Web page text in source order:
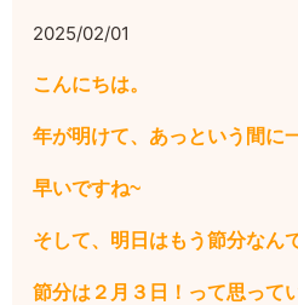
2025/02/01
こんにちは。
年が明けて、あっという間に
早いですね~
そして、明日はもう節分なん
節分は２月３日！って思って